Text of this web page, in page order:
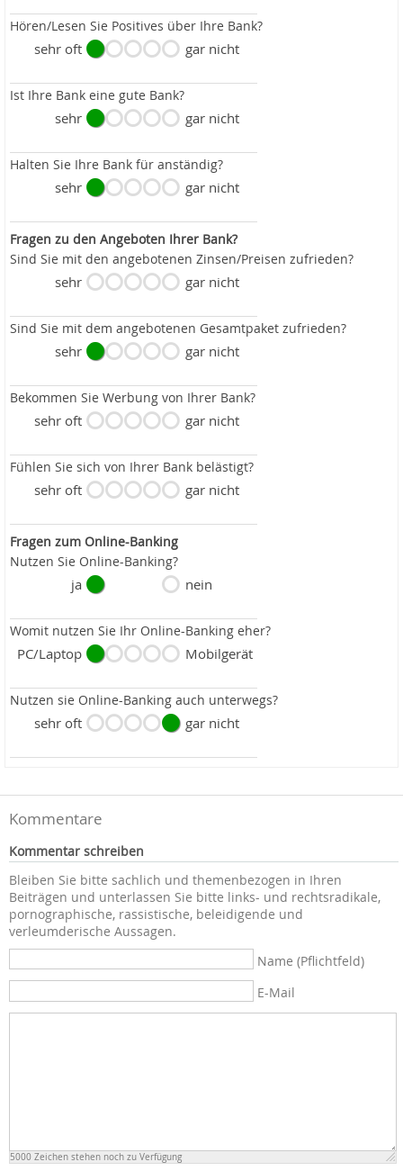
Hören/Lesen Sie Positives über Ihre Bank?
sehr oft gar nicht
Ist Ihre Bank eine gute Bank?
sehr gar nicht
Halten Sie Ihre Bank für anständig?
sehr gar nicht
Fragen zu den Angeboten Ihrer Bank?
Sind Sie mit den angebotenen Zinsen/Preisen zufrieden?
sehr gar nicht
Sind Sie mit dem angebotenen Gesamtpaket zufrieden?
sehr gar nicht
Bekommen Sie Werbung von Ihrer Bank?
sehr oft gar nicht
Fühlen Sie sich von Ihrer Bank belästigt?
sehr oft gar nicht
Fragen zum Online-Banking
Nutzen Sie Online-Banking?
ja nein
Womit nutzen Sie Ihr Online-Banking eher?
PC/Laptop Mobilgerät
Nutzen sie Online-Banking auch unterwegs?
sehr oft gar nicht
Kommentare
Kommentar schreiben
Bleiben Sie bitte sachlich und themenbezogen in Ihren
Beiträgen und unterlassen Sie bitte links- und rechtsradikale,
pornographische, rassistische, beleidigende und
verleumderische Aussagen.
Name (Pflichtfeld)
E-Mail
5000 Zeichen stehen noch zu Verfügung